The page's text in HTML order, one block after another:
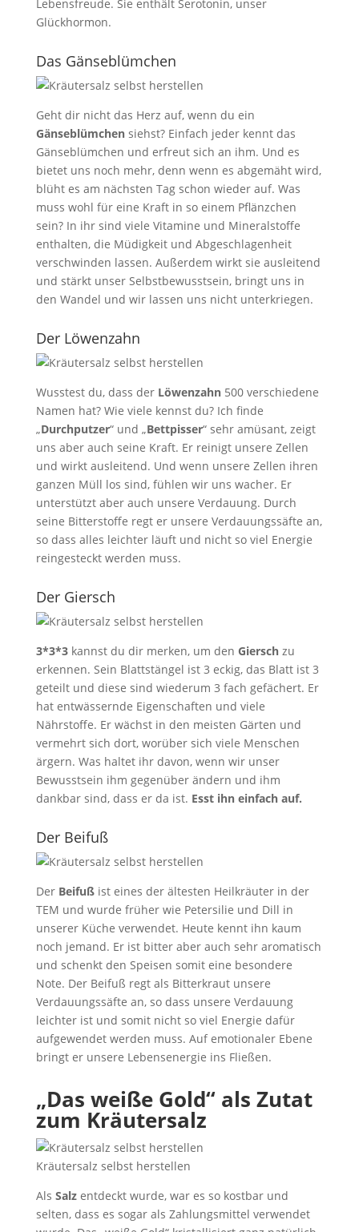
Lebensfreude. Sie enthält Serotonin, unser
Glückhormon.
Das Gänseblümchen
Geht dir nicht das Herz auf, wenn du ein
Gänseblümchensiehst? Einfach jeder kennt das
Gänseblümchen und erfreut sich an ihm. Und es
bietet uns noch mehr, denn wenn es abgemäht wird,
blüht es am nächsten Tag schon wieder auf. Was
muss wohl für eine Kraft in so einem Pflänzchen
sein? In ihr sind viele Vitamine und Mineralstoffe
enthalten, die Müdigkeit und Abgeschlagenheit
verschwinden lassen. Außerdem wirkt sie ausleitend
und stärkt unser Selbstbewusstsein, bringt uns in
den Wandel und wir lassen uns nicht unterkriegen.
Der Löwenzahn
Wusstest du, dass der Löwenzahn500 verschiedene
Namen hat? Wie viele kennst du? Ich finde
„Durchputzer“ und „Bettpisser“ sehr amüsant, zeigt
uns aber auch seine Kraft. Er reinigt unsere Zellen
und wirkt ausleitend. Und wenn unsere Zellen ihren
ganzen Müll los sind, fühlen wir uns wacher. Er
unterstützt aber auch unsere Verdauung. Durch
seine Bitterstoffe regt er unsere Verdauungssäfte an,
so dass alles leichter läuft und nicht so viel Energie
reingesteckt werden muss.
Der Giersch
3*3*3kannst du dir merken, um den Gierschzu
erkennen. Sein Blattstängel ist 3 eckig, das Blatt ist 3
geteilt und diese sind wiederum 3 fach gefächert. Er
hat entwässernde Eigenschaften und viele
Nährstoffe. Er wächst in den meisten Gärten und
vermehrt sich dort, worüber sich viele Menschen
ärgern. Was haltet ihr davon, wenn wir unser
Bewusstsein ihm gegenüber ändern und ihm
dankbar sind, dass er da ist. Esst ihn einfach auf.
Der Beifuß
Der Beifußist eines der ältesten Heilkräuter in der
TEM und wurde früher wie Petersilie und Dill in
unserer Küche verwendet. Heute kennt ihn kaum
noch jemand. Er ist bitter aber auch sehr aromatisch
und schenkt den Speisen somit eine besondere
Note. Der Beifuß regt als Bitterkraut unsere
Verdauungssäfte an, so dass unsere Verdauung
leichter ist und somit nicht so viel Energie dafür
aufgewendet werden muss. Auf emotionaler Ebene
bringt er unsere Lebensenergie ins Fließen.
„Das weiße Gold“ als Zutat
zum Kräutersalz
Kräutersalz selbst herstellen
Als Salzentdeckt wurde, war es so kostbar und
selten, dass es sogar als Zahlungsmittel verwendet